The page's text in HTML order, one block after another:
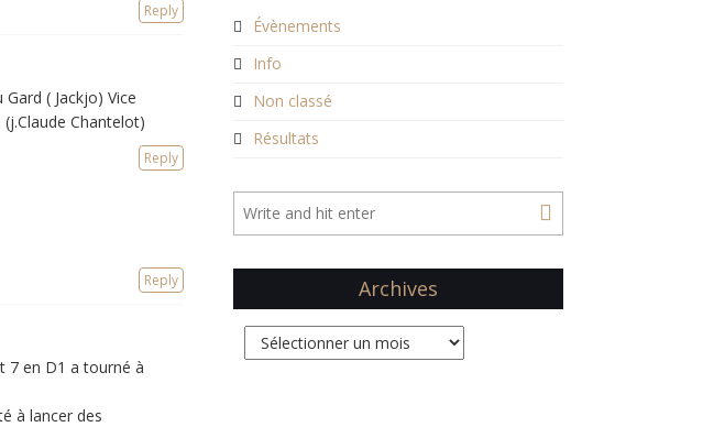
Reply
( Jackjo) Vice
Chantelot)
Reply
Reply
7 en D1 a tourné à
à lancer des
Évènements
Info
Non classé
Résultats
Archives
Archives